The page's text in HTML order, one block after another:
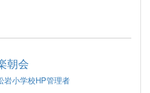
朝会
岩小学校HP管理者